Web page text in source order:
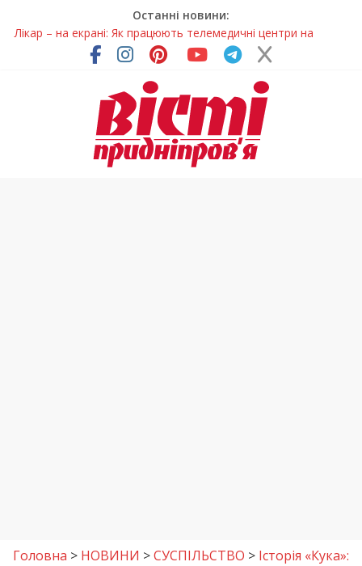
Останні новини:
Лікар – на екрані: Як працюють телемедичні центри на
Дніпропетровщині
У Дніпрі триває масштабна підготовка до опалювального
Пошуки тривають: на Дніпропетровщині досліджують місце
розташування легендарного монастиря (Фото)
Ветерани Дніпропетровщини отримують шанс на власне
Головна > НОВИНИ >СУСПІЛЬСТВО > Історія «Кука»: